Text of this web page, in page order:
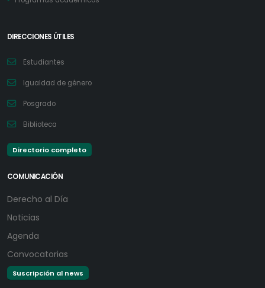
DIRECCIONES ÚTILES
Estudiantes
Igualdad de género
Posgrado
Biblioteca
Directorio completo
COMUNICACIÓN
Derecho al Día
Noticias
Agenda
Convocatorias
Suscripción al news